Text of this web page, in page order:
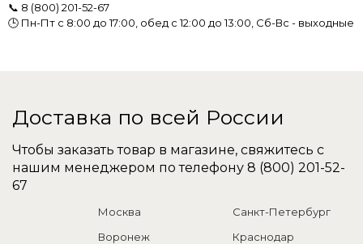
📞 8 (800) 201-52-67
🕒 Пн-Пт с 8:00 до 17:00, обед с 12:00 до 13:00, Сб-Вс - выходные
Доставка по всей России
Чтобы заказать товар в магазине, свяжитесь с
нашим менеджером по телефону 8 (800) 201-52-
67
Москва
Санкт-Петербург
Воронеж
Краснодар